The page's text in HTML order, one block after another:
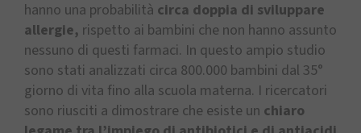
hanno una probabilità circa doppia di sviluppare
allergie, rispetto ai bambini che non hanno assunto
nessuno di questi farmaci. In questo ampio studio
sono stati analizzati circa 800.000 bambini dal 35°
giorno di vita fino alla scuola materna. I ricercatori
sono riusciti a dimostrare che esiste un chiaro